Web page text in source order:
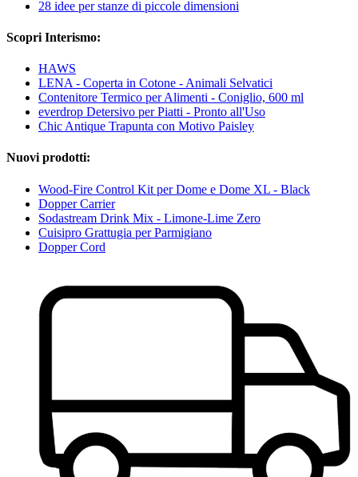
28 idee per stanze di piccole dimensioni
Scopri Interismo:
HAWS
LENA - Coperta in Cotone - Animali Selvatici
Contenitore Termico per Alimenti - Coniglio, 600 ml
everdrop Detersivo per Piatti - Pronto all'Uso
Chic Antique Trapunta con Motivo Paisley
Nuovi prodotti:
Wood-Fire Control Kit per Dome e Dome XL - Black
Dopper Carrier
Sodastream Drink Mix - Limone-Lime Zero
Cuisipro Grattugia per Parmigiano
Dopper Cord